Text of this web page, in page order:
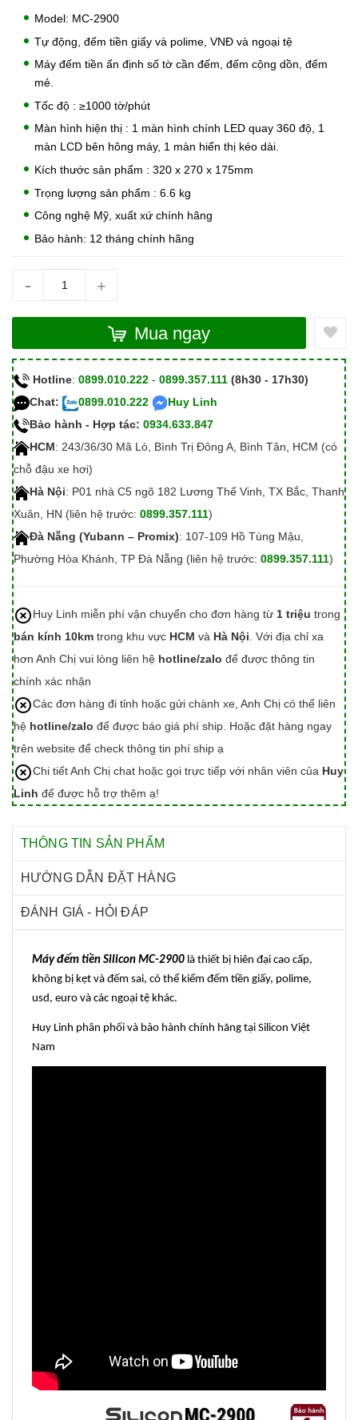
Model: MC-2900
Tự động, đếm tiền giấy và polime, VNĐ và ngoại tệ
Máy đếm tiền ấn định số tờ cần đếm, đếm cộng dồn, đếm
mẻ.
Tốc độ : ≥1000 tờ/phút
Màn hình hiện thị : 1 màn hình chính LED quay 360 độ, 1
màn LCD bên hông máy, 1 màn hiển thị kéo dài.
Kích thước sản phẩm : 320 x 270 x 175mm
Trọng lượng sản phẩm : 6.6 kg
Công nghệ Mỹ, xuất xứ chính hãng
Bảo hành: 12 tháng chính hãng
- +
Mua ngay
Hotline: 0899.010.222 - 0899.357.111 (8h30 - 17h30)
Chat:
0899.010.222
Huy Linh
Bảo hành - Hợp tác: 0934.633.847
HCM: 243/36/30 Mã Lò, Bình Trị Đông A, Bình Tân, HCM (có
chỗ đậu xe hơi)
Hà Nội: P01 nhà C5 ngõ 182 Lương Thế Vinh, TX Bắc, Thanh
Xuân, HN (liên hệ trước: 0899.357.111)
Đà Nẵng (Yubann – Promix): 107-109 Hồ Tùng Mậu,
Phường Hòa Khánh, TP Đà Nẵng (liên hệ trước: 0899.357.111)
Huy Linh miễn phí vận chuyển cho đơn hàng từ 1 triệu trong
bán kính 10km trong khu vực HCM và Hà Nội. Với địa chỉ xa
hơn Anh Chị vui lòng liên hệ hotline/zalo để được thông tin
chính xác nhận
Các đơn hàng đi tỉnh hoặc gửi chành xe, Anh Chị có thể liên
hệ hotline/zalo để được báo giá phí ship. Hoặc đặt hàng ngay
trên website để check thông tin phí ship ạ
Chi tiết Anh Chị chat hoặc gọi trực tiếp với nhân viên của Huy
Linh để được hỗ trợ thêm ạ!
THÔNG TIN SẢN PHẨM
HƯỚNG DẪN ĐẶT HÀNG
ĐÁNH GIÁ - HỎI ĐÁP
Máy đếm tiền Silicon MC-2900 là thiết bị hiên đại cao cấp,
không bị kẹt và đếm sai, có thể kiểm đếm tiền giấy, polime,
usd, euro và các ngoại tệ khác.
Huy Linh phân phối và bảo hành chính hãng tại Silicon Việt
Nam